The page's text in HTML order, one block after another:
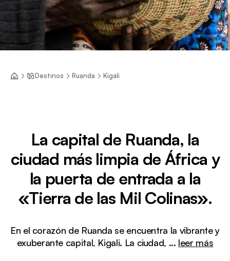
Destinos Ruanda Kigali
La capital de Ruanda, la
ciudad más limpia de África y
la puerta de entrada a la
«Tierra de las Mil Colinas».
En el corazón de Ruanda se encuentra la vibrante y
exuberante capital, Kigali. La ciudad, ... leer más